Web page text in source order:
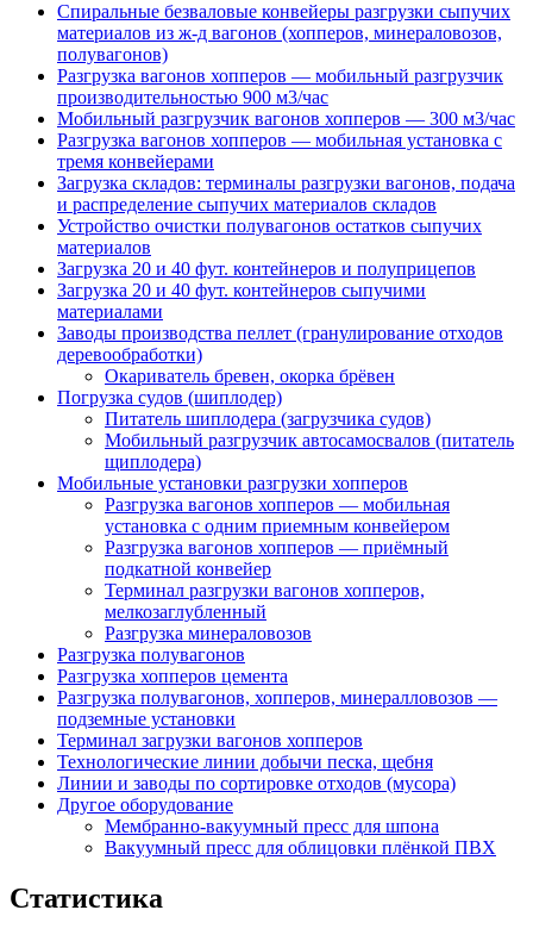
Спиральные безваловые конвейеры разгрузки сыпучих
материалов из ж-д вагонов (хопперов, минераловозов,
полувагонов)
Разгрузка вагонов хопперов — мобильный разгрузчик
производительностью 900 м3/час
Мобильный разгрузчик вагонов хопперов — 300 м3/час
Разгрузка вагонов хопперов — мобильная установка с
тремя конвейерами
Загрузка складов: терминалы разгрузки вагонов, подача
и распределение сыпучих материалов складов
Устройство очистки полувагонов остатков сыпучих
материалов
Загрузка 20 и 40 фут. контейнеров и полуприцепов
Загрузка 20 и 40 фут. контейнеров сыпучими
материалами
Заводы производства пеллет (гранулирование отходов
деревообработки)
Окариватель бревен, окорка брёвен
Погрузка судов (шиплодер)
Питатель шиплодера (загрузчика судов)
Мобильный разгрузчик автосамосвалов (питатель
щиплодера)
Мобильные установки разгрузки хопперов
Разгрузка вагонов хопперов — мобильная
установка с одним приемным конвейером
Разгрузка вагонов хопперов — приёмный
подкатной конвейер
Терминал разгрузки вагонов хопперов,
мелкозаглубленный
Разгрузка минераловозов
Разгрузка полувагонов
Разгрузка хопперов цемента
Разгрузка полувагонов, хопперов, минералловозов —
подземные установки
Терминал загрузки вагонов хопперов
Технологические линии добычи песка, щебня
Линии и заводы по сортировке отходов (мусора)
Другое оборудование
Мембранно-вакуумный пресс для шпона
Вакуумный пресс для облицовки плёнкой ПВХ
Статистика